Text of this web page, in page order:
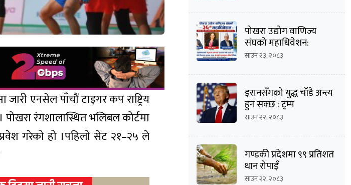
एनसेल पाँचौं टाइगर कप राष्ट्रिय
पोखरा रंगशालास्थित भलिबल कोर्टमा
गरेको हो ।पहिलो सेट २१–२५ ले
पोखरा उद्योग वाणिज्य
संघको महाधिवेशन:
अध्यक्षसहित अधिकांश
सम्भावना
साउन २३, २०८३
इरानसँगको युद्ध चाँडै अन्त्य
हुन सक्छ : ट्रम्प
साउन २२, २०८३
गण्डकी प्रदेशमा ९९ प्रतिशत
धान रोपाइँ
साउन २२, २०८३